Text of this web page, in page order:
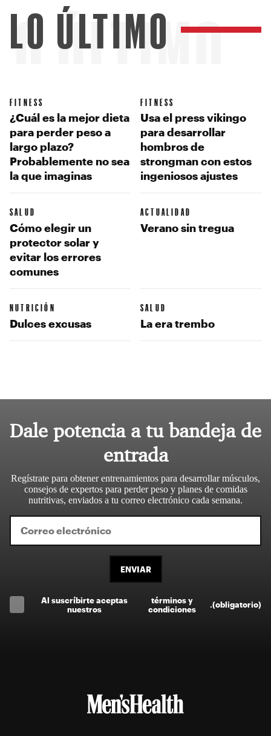
ÚLTIMO
LO ÚLTIMO
FITNESS
¿Cuál es la mejor dieta
para perder peso a
largo plazo?
Probablemente no sea
la que imaginas
FITNESS
Usa el press vikingo
para desarrollar
hombros de
strongman con estos
ingeniosos ajustes
SALUD
Cómo elegir un
protector solar y
evitar los errores
comunes
ACTUALIDAD
Verano sin tregua
NUTRICIÓN
Dulces excusas
SALUD
La era trembo
Dale potencia a tu bandeja de
entrada
Regístrate para obtener entrenamientos para desarrollar músculos,
consejos de expertos para perder peso y planes de comidas
nutritivas, enviados a tu correo electrónico cada semana.
ENVIAR
Al suscríbirte aceptas
nuestros
términos y
condiciones
.(obligatorio)